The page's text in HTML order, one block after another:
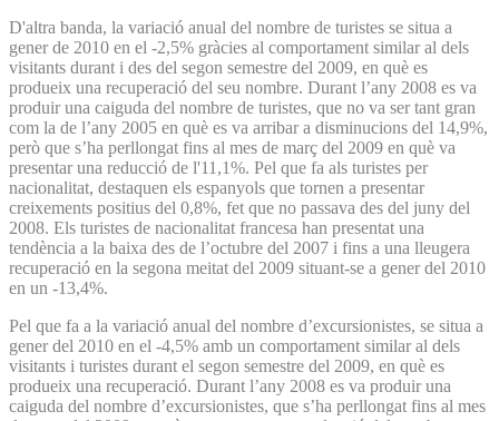
D'altra banda, la variació anual del nombre de turistes se situa a
gener de 2010 en el -2,5% gràcies al comportament similar al dels
visitants durant i des del segon semestre del 2009, en què es
produeix una recuperació del seu nombre. Durant l’any 2008 es va
produir una caiguda del nombre de turistes, que no va ser tant gran
com la de l’any 2005 en què es va arribar a disminucions del 14,9%,
però que s’ha perllongat fins al mes de març del 2009 en què va
presentar una reducció de l'11,1%. Pel que fa als turistes per
nacionalitat, destaquen els espanyols que tornen a presentar
creixements positius del 0,8%, fet que no passava des del juny del
2008. Els turistes de nacionalitat francesa han presentat una
tendència a la baixa des de l’octubre del 2007 i fins a una lleugera
recuperació en la segona meitat del 2009 situant-se a gener del 2010
en un -13,4%.
Pel que fa a la variació anual del nombre d’excursionistes, se situa a
gener del 2010 en el -4,5% amb un comportament similar al dels
visitants i turistes durant el segon semestre del 2009, en què es
produeix una recuperació. Durant l’any 2008 es va produir una
caiguda del nombre d’excursionistes, que s’ha perllongat fins al mes